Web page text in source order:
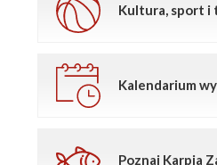
Kultura, sport i
Kalendarium
Poznaj Karpia